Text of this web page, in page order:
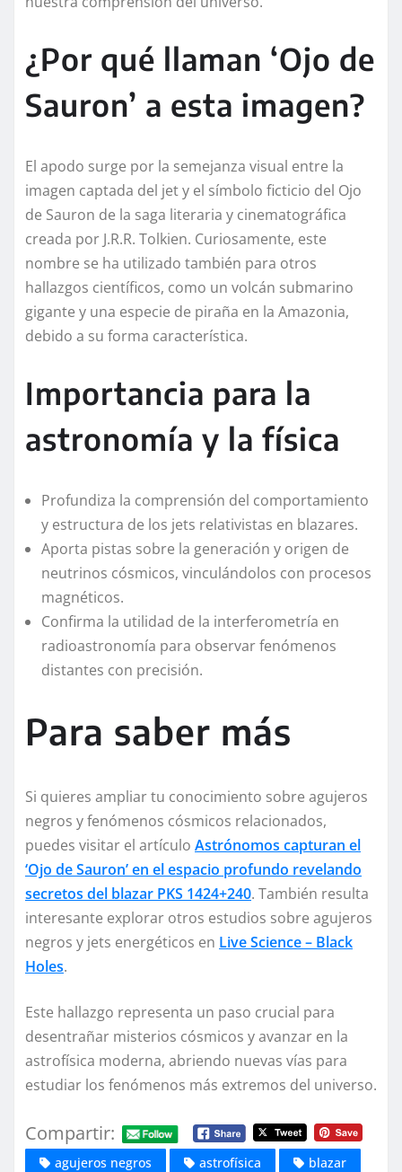
¿Por qué llaman ‘Ojo de
Sauron’ a esta imagen?
El apodo surge por la semejanza visual entre la
imagen captada del jet y el símbolo ficticio del Ojo
de Sauron de la saga literaria y cinematográfica
creada por J.R.R. Tolkien. Curiosamente, este
nombre se ha utilizado también para otros
hallazgos científicos, como un volcán submarino
gigante y una especie de piraña en la Amazonia,
debido a su forma característica.
Importancia para la
astronomía y la física
Profundiza la comprensión del comportamiento
y estructura de los jets relativistas en blazares.
Aporta pistas sobre la generación y origen de
neutrinos cósmicos, vinculándolos con procesos
magnéticos.
Confirma la utilidad de la interferometría en
radioastronomía para observar fenómenos
distantes con precisión.
Para saber más
Si quieres ampliar tu conocimiento sobre agujeros
negros y fenómenos cósmicos relacionados,
puedes visitar el artículo Astrónomos capturan el
‘Ojo de Sauron’ en el espacio profundo revelando
secretos del blazar PKS 1424+240. También resulta
interesante explorar otros estudios sobre agujeros
negros y jets energéticos en Live Science – Black
Holes.
Este hallazgo representa un paso crucial para
desentrañar misterios cósmicos y avanzar en la
astrofísica moderna, abriendo nuevas vías para
estudiar los fenómenos más extremos del universo.
Compartir:
agujeros negros astrofísica
blazar